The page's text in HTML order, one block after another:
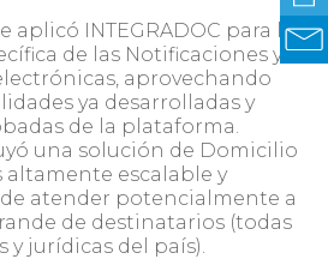
aplicó INTEGRADOC para la
de las Notificaciones y
aprovechando
ya desarrolladas y
de la plataforma.
una solución de Domicilio
altamente escalable y
atender potencialmente a
de destinatarios (todas
y jurídicas del país).